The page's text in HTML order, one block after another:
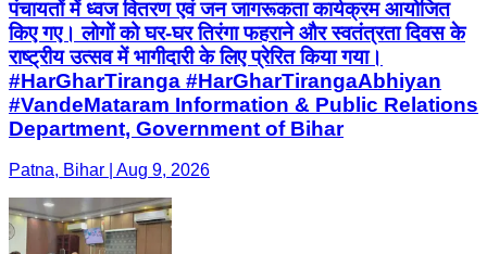
पंचायतों में ध्वज वितरण एवं जन जागरूकता कार्यक्रम आयोजित
किए गए। लोगों को घर-घर तिरंगा फहराने और स्वतंत्रता दिवस के
राष्ट्रीय उत्सव में भागीदारी के लिए प्रेरित किया गया।
#HarGharTiranga #HarGharTirangaAbhiyan
#VandeMataram Information & Public Relations
Department, Government of Bihar
Patna, Bihar | Aug 9, 2026